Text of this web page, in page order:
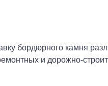
бордюрного камня
и дорожно-